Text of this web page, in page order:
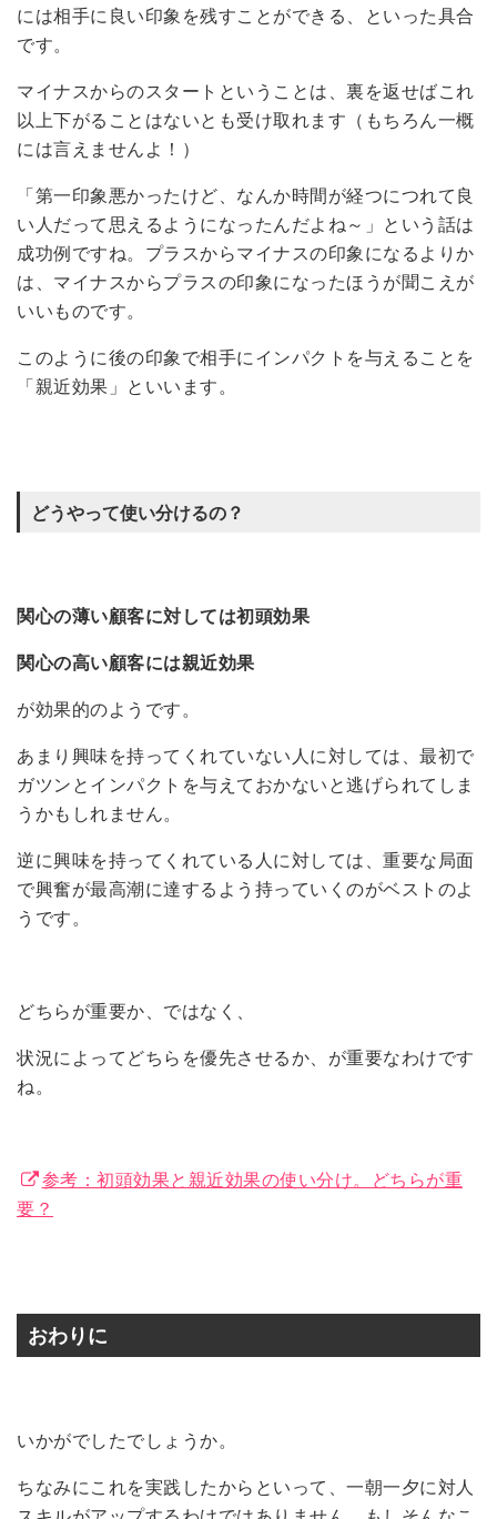
には相手に良い印象を残すことができる、といった具合
です。
マイナスからのスタートということは、裏を返せばこれ
以上下がることはないとも受け取れます（もちろん一概
には言えませんよ！）
「第一印象悪かったけど、なんか時間が経つにつれて良
い人だって思えるようになったんだよね～」という話は
成功例ですね。プラスからマイナスの印象になるよりか
は、マイナスからプラスの印象になったほうが聞こえが
いいものです。
このように後の印象で相手にインパクトを与えることを
「親近効果」といいます。
どうやって使い分けるの？
関心の薄い顧客に対しては初頭効果
関心の高い顧客には親近効果
が効果的のようです。
あまり興味を持ってくれていない人に対しては、最初で
ガツンとインパクトを与えておかないと逃げられてしま
うかもしれません。
逆に興味を持ってくれている人に対しては、重要な局面
で興奮が最高潮に達するよう持っていくのがベストのよ
うです。
どちらが重要か、ではなく、
状況によってどちらを優先させるか、が重要なわけです
ね。
参考：初頭効果と親近効果の使い分け。どちらが重
要？
おわりに
いかがでしたでしょうか。
ちなみにこれを実践したからといって、一朝一夕に対人